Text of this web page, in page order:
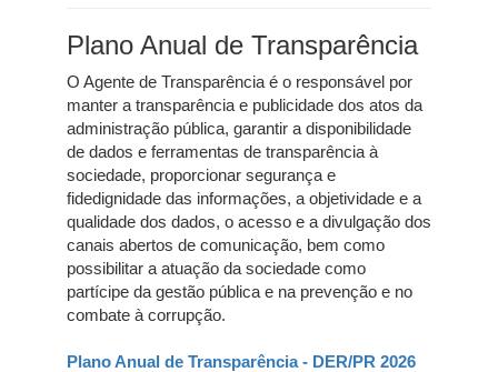
Plano Anual de Transparência
O Agente de Transparência é o responsável por
manter a transparência e publicidade dos atos da
administração pública, garantir a disponibilidade
de dados e ferramentas de transparência à
sociedade, proporcionar segurança e
fidedignidade das informações, a objetividade e a
qualidade dos dados, o acesso e a divulgação dos
canais abertos de comunicação, bem como
possibilitar a atuação da sociedade como
partícipe da gestão pública e na prevenção e no
combate à corrupção.
Plano Anual de Transparência - DER/PR 2026